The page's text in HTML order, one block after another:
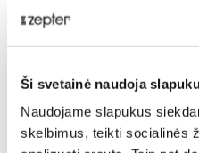
Ši svetainė naudoja
Naudojame slapukus
skelbimus, teikti socialinės
NUOSĖDŲ FILTRŲ
Įprasta kaina